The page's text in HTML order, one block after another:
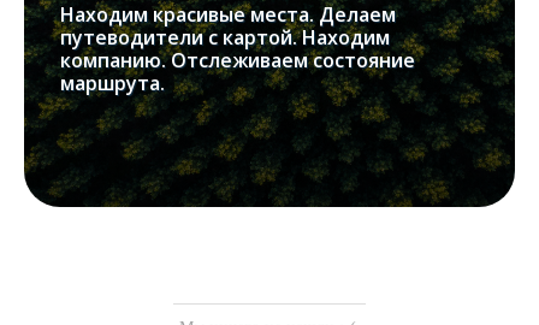
Находим красивые места. Делаем
путеводители с картой. Находим
компанию. Отслеживаем состояние
маршрута.